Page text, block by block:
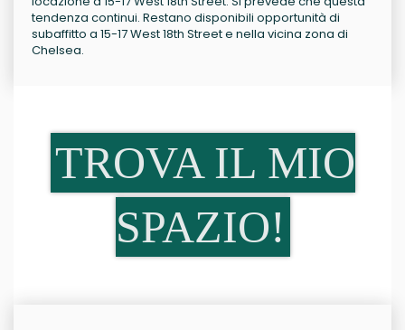
tendenza continui. Restano disponibili opportunità di
subaffitto a 15-17 West 18th Street e nella vicina zona di
Chelsea.
TROVA IL MIO
SPAZIO!